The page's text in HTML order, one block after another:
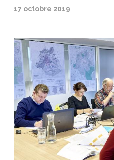
17 octobre 2019